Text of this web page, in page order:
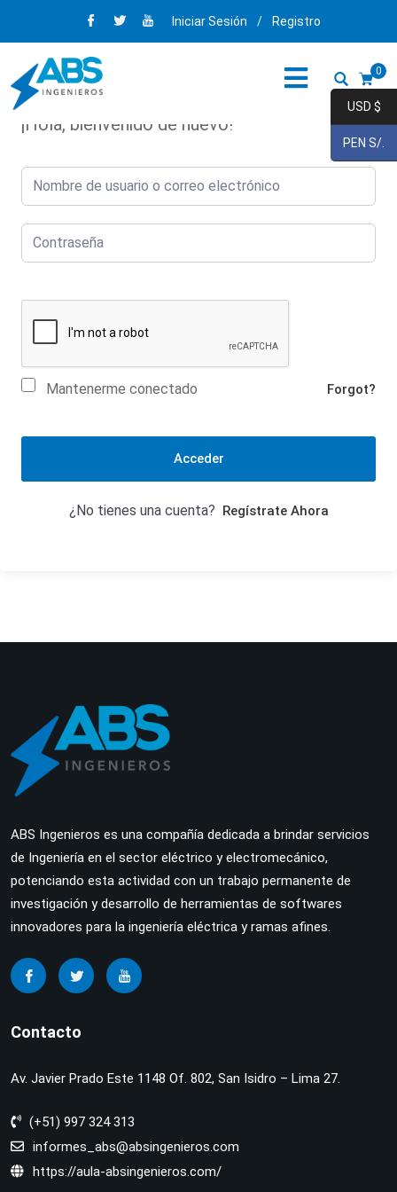
Iniciar Sesión / Registro
0
¡Hola, bienvenido de nuevo!
Mantenerme conectado Forgot?
Acceder
¿No tienes una cuenta? Regístrate Ahora
ABS Ingenieros es una compañía dedicada a brindar servicios
de Ingeniería en el sector eléctrico y electromecánico,
potenciando esta actividad con un trabajo permanente de
investigación y desarrollo de herramientas de softwares
innovadores para la ingeniería eléctrica y ramas afines.
Contacto
Av. Javier Prado Este 1148 Of. 802, San Isidro – Lima 27.
(+51) 997 324 313
informes_abs@absingenieros.com
https://aula-absingenieros.com/
USD $
PEN S/.